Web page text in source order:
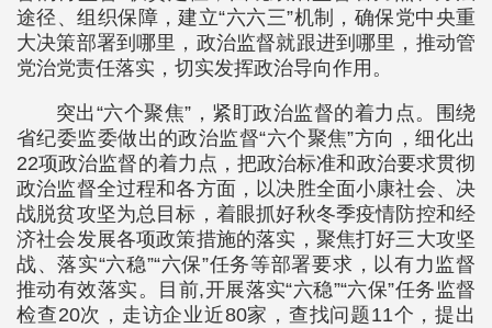
途径、组织保障，建立“六六三”机制，确保党中央重
大决策部署到哪里，政治监督就跟进到哪里，推动管
党治党责任落实，切实发挥政治导向作用。
突出“六个聚焦”，紧盯政治监督的着力点。围绕
省纪委监委做出的政治监督“六个聚焦”方向，细化出
22项政治监督的着力点，把政治标准和政治要求贯彻
政治监督全过程和各方面，以决胜全面小康社会、决
战脱贫攻坚为总目标，着眼抓好秋冬季疫情防控和经
济社会发展各项政策措施的落实，聚焦打好三大攻坚
战、落实“六稳”“六保”任务等部署要求，以有力监督
推动有效落实。目前,开展落实“六稳”“六保”任务监督
检查20次，走访企业近80家，查找问题11个，提出